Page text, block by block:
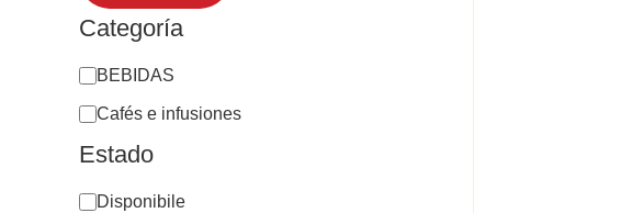
Categoría
BEBIDAS
Cafés e infusiones
Estado
Disponibile